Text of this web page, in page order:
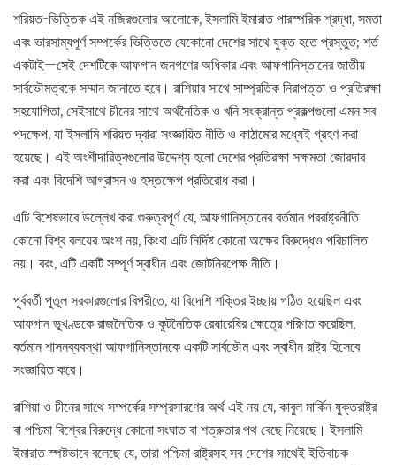
শরিয়ত-ভিত্তিক এই নজিরগুলোর আলোকে, ইসলামি ইমারাত পারস্পরিক শ্রদ্ধা, সমতা
এবং ভারসাম্যপূর্ণ সম্পর্কের ভিত্তিতে যেকোনো দেশের সাথে যুক্ত হতে প্রস্তুত; শর্ত
একটাই—সেই দেশটিকে আফগান জনগণের অধিকার এবং আফগানিস্তানের জাতীয়
সার্বভৌমত্বকে সম্মান জানাতে হবে। রাশিয়ার সাথে সাম্প্রতিক নিরাপত্তা ও প্রতিরক্ষা
সহযোগিতা, সেইসাথে চীনের সাথে অর্থনৈতিক ও খনি সংক্রান্ত প্রকল্পগুলো এমন সব
পদক্ষেপ, যা ইসলামি শরিয়ত দ্বারা সংজ্ঞায়িত নীতি ও কাঠামোর মধ্যেই গ্রহণ করা
হয়েছে। এই অংশীদারিত্বগুলোর উদ্দেশ্য হলো দেশের প্রতিরক্ষা সক্ষমতা জোরদার
করা এবং বিদেশি আগ্রাসন ও হস্তক্ষেপ প্রতিরোধ করা।
এটি বিশেষভাবে উল্লেখ করা গুরুত্বপূর্ণ যে, আফগানিস্তানের বর্তমান পররাষ্ট্রনীতি
কোনো বিশ্ব বলয়ের অংশ নয়, কিংবা এটি নির্দিষ্ট কোনো অক্ষের বিরুদ্ধেও পরিচালিত
নয়। বরং, এটি একটি সম্পূর্ণ স্বাধীন এবং জোটনিরপেক্ষ নীতি।
পূর্ববর্তী পুতুল সরকারগুলোর বিপরীতে, যা বিদেশি শক্তির ইচ্ছায় গঠিত হয়েছিল এবং
আফগান ভূখণ্ডকে রাজনৈতিক ও কূটনৈতিক রেষারেষির ক্ষেত্রে পরিণত করেছিল,
বর্তমান শাসনব্যবস্থা আফগানিস্তানকে একটি সার্বভৌম এবং স্বাধীন রাষ্ট্র হিসেবে
সংজ্ঞায়িত করে।
রাশিয়া ও চীনের সাথে সম্পর্কের সম্প্রসারণের অর্থ এই নয় যে, কাবুল মার্কিন যুক্তরাষ্ট্র
বা পশ্চিমা বিশ্বের বিরুদ্ধে কোনো সংঘাত বা শত্রুতার পথ বেছে নিয়েছে। ইসলামি
ইমারাত স্পষ্টভাবে বলেছে যে, তারা পশ্চিমা রাষ্ট্রসহ সব দেশের সাথেই ইতিবাচক